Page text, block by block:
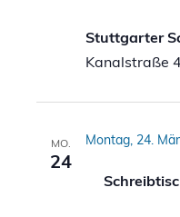
Stuttgarter
Kanalstraße
MO.
24
Montag, 24.